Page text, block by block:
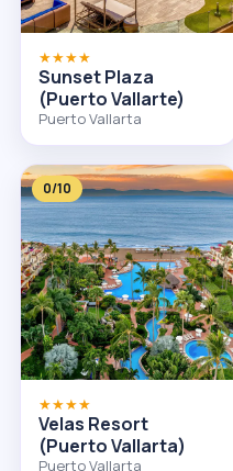
★★★★
Sunset Plaza
(Puerto Vallarte)
Puerto Vallarta
0/10
★★★★
Velas Resort
(Puerto Vallarta)
Puerto Vallarta